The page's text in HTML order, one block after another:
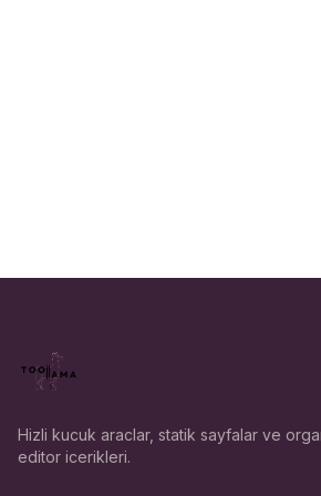
Hizli kucuk araclar, statik sayfalar ve
editor icerikleri.